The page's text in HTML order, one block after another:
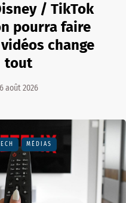
/ TikTok
pourra faire
change
tout
6 août 2026
MÉDIAS